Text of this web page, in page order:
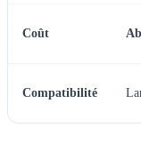
Coût
Compatibilité